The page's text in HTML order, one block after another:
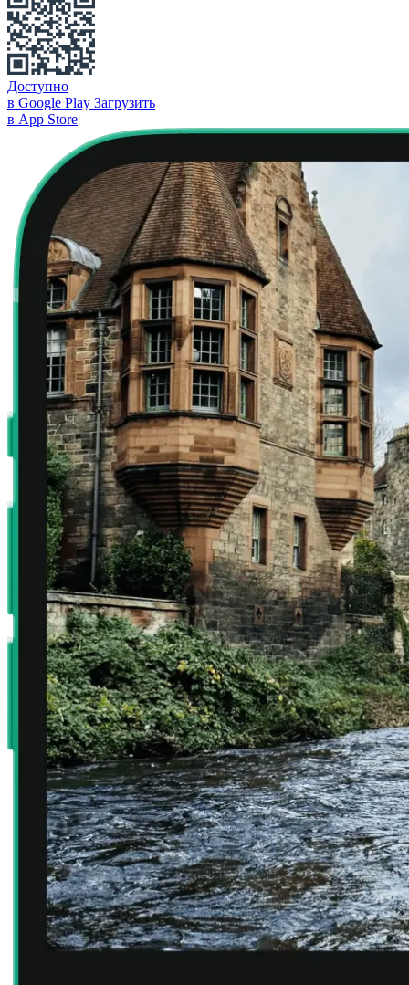
Доступно
в Google Play Загрузить
в App Store